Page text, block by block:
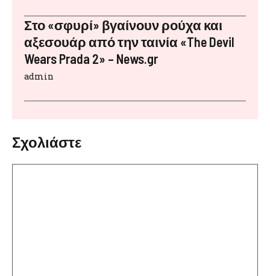
Στο «σφυρί» βγαίνουν ρούχα και
αξεσουάρ από την ταινία «The Devil
Wears Prada 2» – News.gr
admin
Σχολιάστε